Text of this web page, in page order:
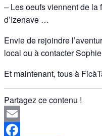
– Les oeufs viennent de la
d’Izenave …
Envie de rejoindre
local ou à contacter
Et maintenant, tous à
Partagez ce contenu !
Email